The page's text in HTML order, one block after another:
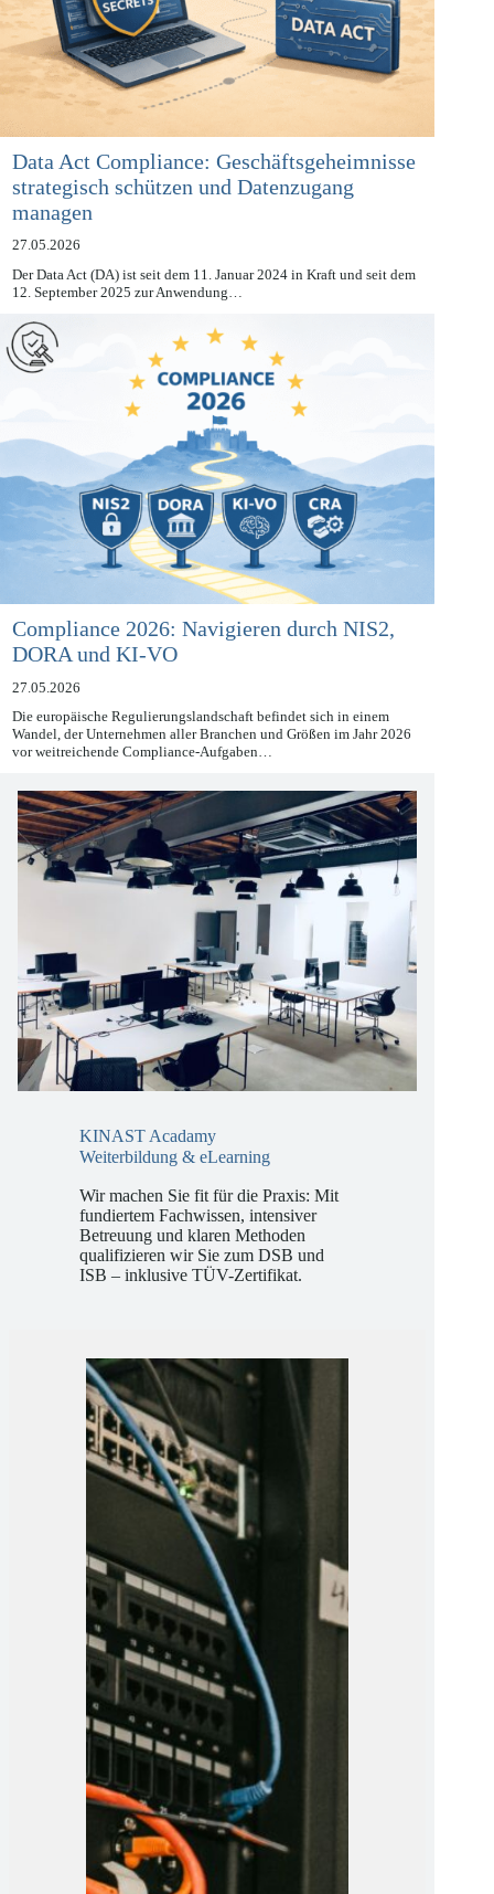
Data Act Compliance: Geschäftsgeheimnisse
strategisch schützen und Datenzugang
managen
27.05.2026
Der Data Act (DA) ist seit dem 11. Januar 2024 in Kraft und seit dem
Compliance 2026: Navigieren durch NIS2,
DORA und KI-VO
27.05.2026
Die europäische Regulierungslandschaft befindet sich in einem
Wandel, der Unternehmen aller Branchen und Größen im Jahr 2026
KINAST Acadamy
Wir machen Sie fit für die Praxis: Mit
fundiertem Fachwissen, intensiver
Betreuung und klaren Methoden
qualifizieren wir Sie zum DSB und